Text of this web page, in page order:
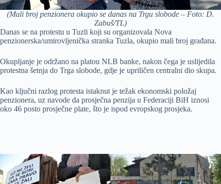
(Mali broj penzionera okupio se danas na Trgu slobode – Foto: D.
Zabuš/TL)
Danas se na protestu u Tuzli koji su organizovala Nova
penzionerska/umirovljenička stranka Tuzla, okupio mali broj građana.
Okupljanje je održano na platou NLB banke, nakon čega je uslijedila
protestna šetnja do Trga slobode, gdje je upriličen centralni dio skupa.
Kao ključni razlog protesta istaknut je težak ekonomski položaj
penzionera, uz navode da prosječna penzija u Federaciji BiH iznosi
oko 46 posto prosječne plate, što je ispod evropskog prosjeka.